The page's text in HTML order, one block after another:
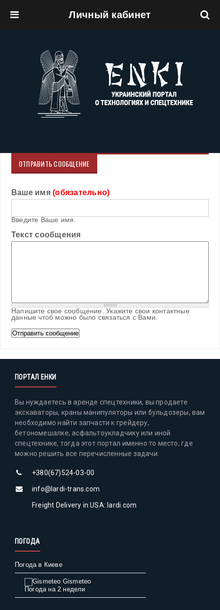
Личный кабинет
ОТПРАВИТЬ СООБЩЕНИЕ
Ваше имя(обязательно)
Введите Ваше имя.
Текст сообщения
Напишите свое сообщение. Укажите свои контактные
данные чтоб можно было связаться с Вами.
ПОРТАЛ ЕНКИ
Вы нуждаетесь в аренде спецтехники, вы продаете
экскаваторы, краны манипуляторы или бульдозеры, вам
необходимо найти запчасти к грейдеру,
бетономешалке, асфальтоукладчику или иной
спецтехнике, тогда этот портал именно то место, где
можно решить все перечисленные задачи.
+380(67)524-03-00
info@lardi-trans.com
Freight Delivery in USA: lardi.com
ПОГОДА
Погода в Киеве
Gismeteo
Погода на 2 недели